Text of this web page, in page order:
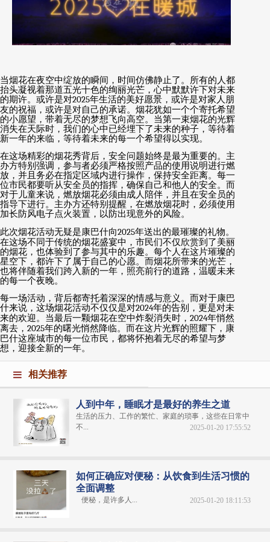
当烟花在夜空中绽放的瞬间，时间仿佛静止了。所有的人都
抬头凝视着那道五光十色的绚丽光芒，心中默默许下对未来
的期许。或许是对2025年生活的美好愿景，或许是对家人朋
友的祝福，或许是对自己的承诺。烟花犹如一个个寄托希望
的小愿望，带着无尽的梦想飞向高空。当第一束烟花的光辉
消失在天际时，我们的心中已经埋下了未来的种子，等待着
新一年的来临，等待着未来的每一个希望得以实现。
在这场精彩的烟花秀背后，安全问题始终是最为重要的。主
办方特别强调，参与者必须严格按照产品的使用说明进行燃
放，并且务必在指定区域内进行操作，保持安全距离。每一
位市民都要听从安全员的指挥，确保自己和他人的安全。而
对于儿童来说，燃放烟花必须由成人陪伴，并且在安全员的
指导下进行。主办方还特别提醒，在燃放烟花时，必须使用
加长防风电子点火装置，以防出现意外的风险。
此次烟花活动无疑是康巴什向2025年送出的最璀璨的礼物。
在这场不同于传统的烟花盛宴中，市民们不仅欣赏到了美丽
的烟花，也体验到了参与其中的乐趣。每个人在这片璀璨的
星空下，都许下了属于自己的心愿。而烟花所带来的光芒，
也将伴随着我们跨入新的一年，照亮前行的道路，温暖未来
的每一个夜晚。
每一场活动，背后都寄托着深深的情感与意义。而对于康巴
什来说，这场烟花活动不仅仅是对2024年的告别，更是对未
来的欢迎。当最后一颗烟花在空中炸裂消失时， 2024年悄然
离去， 2025年的曙光悄然降临。而在这片光辉的照耀下，康
巴什这座城市的每一位市民，都将怀抱着无尽的希望与梦
想，迎接全新的一年。
相关推荐
人到中年，睡眠才是最好的养生之道
生活的压力、工作的繁忙、家庭的琐事，这些在日常中
不...
2025-01-20 17:55:52
如何正确应对便秘：从饮食到生活习惯的
全面调整
便秘，是许多人... 2025-01-20 18:11:53